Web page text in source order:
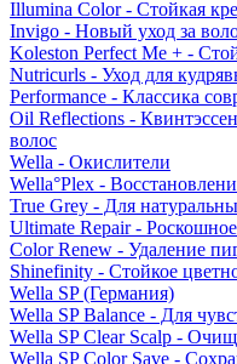
Illumina Color - Стойкая
Invigo - Новый уход за
Koleston Perfect Me + -
Nutricurls - Уход для
Performance - Классика
Oil Reflections -
волос
Wella - Окислители
Wella°Plex -
True Grey - Для
Ultimate Repair -
Color Renew - Удаление
Shinefinity - Стойкое
Wella SP (Германия)
Wella SP Balance - Для
Wella SP Clear Scalp -
Wella SP Color Save -